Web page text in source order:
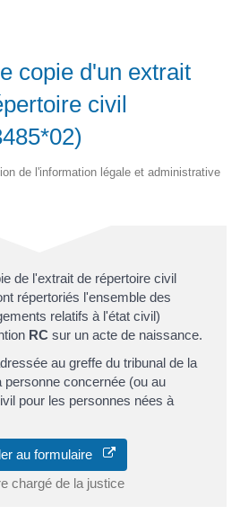
copie d'un extrait
civil
de l'information légale et administrative
de l'extrait de répertoire civil
répertoriés l'ensemble des
relatifs à l'état civil)
RC sur un acte de naissance.
au greffe du tribunal de la
concernée (ou au
pour les personnes nées à
au formulaire
chargé de la justice